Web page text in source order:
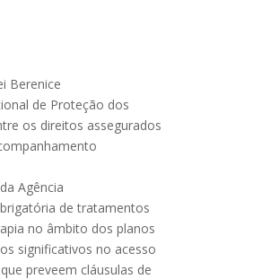
Berenice
de Proteção dos
os direitos assegurados
Agência
de tratamentos
no âmbito dos planos
significativos no acesso
preveem cláusulas de